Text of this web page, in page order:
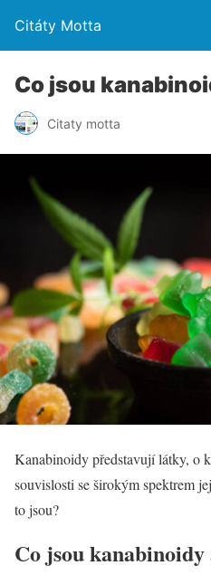
Citáty Motta
Co jsou
Citaty motta
Kanabinoidy představují látky, o
souvislosti se širokým spektrem
to jsou?
Co jsou